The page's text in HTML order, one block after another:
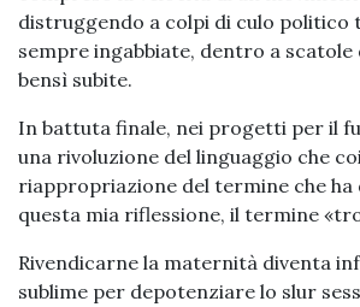
distruggendo a colpi di culo politico
sempre ingabbiate, dentro a scatole
bensì subite.
In battuta finale, nei progetti per il
una rivoluzione del linguaggio che
riappropriazione del termine che ha
questa mia riflessione, il termine
Rivendicarne la maternità diventa
sublime per depotenziare lo slur